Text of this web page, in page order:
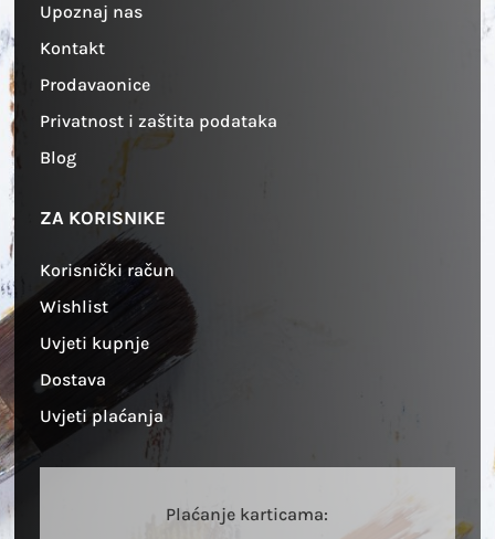
Upoznaj nas
Kontakt
Prodavaonice
Privatnost i zaštita podataka
Blog
ZA KORISNIKE
Korisnički račun
Wishlist
Uvjeti kupnje
Dostava
Uvjeti plaćanja
Plaćanje karticama: